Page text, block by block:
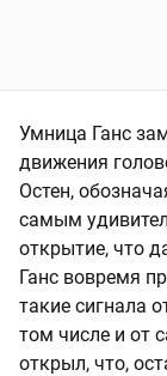
Умница Ганс
движения
Остен,
самым
открытие, что
Ганс вовремя
такие сигнала
том числе и от
открыл, что,